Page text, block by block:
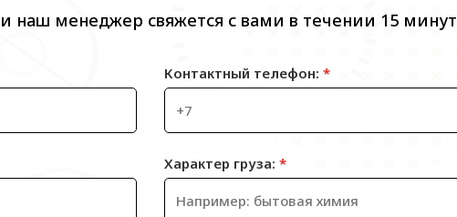
наш менеджер свяжется с вами в течении 15 минут
Контактный телефон: *
Характер груза: *